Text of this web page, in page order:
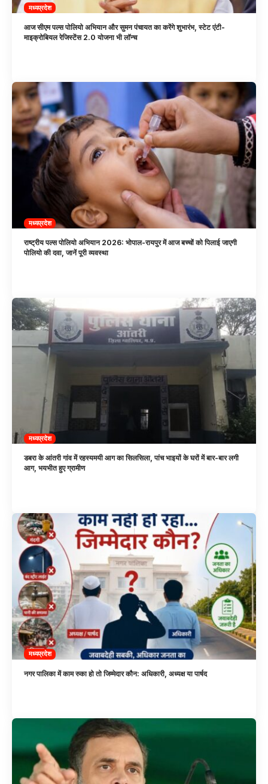
मध्यप्रदेश
आज सीएम पल्स पोलियो अभियान और सुमन पंचायत का करेंगे शुभारंभ, स्टेट एंटी-
माइक्रोबियल रेजिस्टेंस 2.0 योजना भी लॉन्च
मध्यप्रदेश
राष्ट्रीय पल्स पोलियो अभियान 2026: भोपाल-रायपुर में आज बच्चों को पिलाई जाएगी
पोलियो की दवा, जानें पूरी व्यवस्था
मध्यप्रदेश
डबरा के आंतरी गांव में रहस्यमयी आग का सिलसिला, पांच भाइयों के घरों में बार-बार लगी
आग, भयभीत हुए ग्रामीण
मध्यप्रदेश
नगर पालिका में काम रुका हो तो जिम्मेदार कौन: अधिकारी, अध्यक्ष या पार्षद